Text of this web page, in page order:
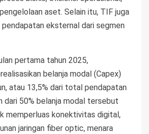
aset. Selain itu, TIF juga
eksternal dari segmen
pertama tahun 2025,
belanja modal (Capex)
atau 13,5% dari total pendapatan
dari 50% belanja modal tersebut
memperluas konektivitas digital,
jaringan fiber optic, menara